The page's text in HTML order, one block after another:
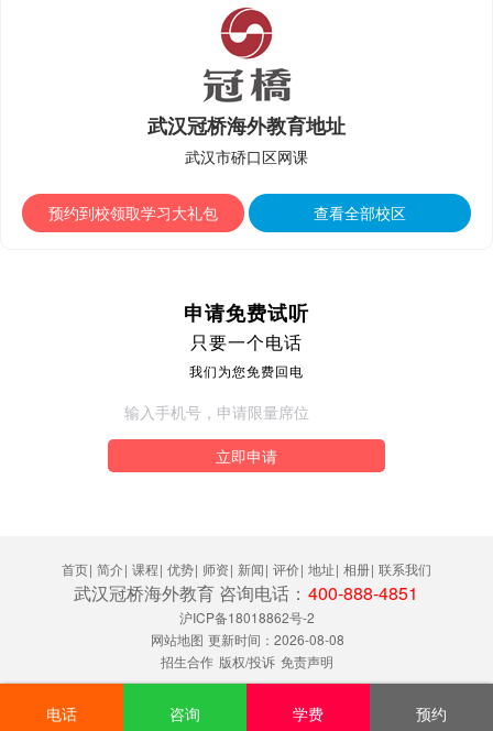
武汉冠桥海外教育地址
武汉市硚口区网课
预约到校领取学习大礼包 查看全部校区
申请免费试听
只要一个电话
我们为您免费回电
立即申请
首页| 简介| 课程| 优势| 师资| 新闻| 评价| 地址| 相册| 联系我们
武汉冠桥海外教育 咨询电话： 400-888-4851
沪ICP备18018862号-2
网站地图 更新时间：2026-08-08
招生合作 版权/投诉 免责声明
电话 咨询 学费 预约